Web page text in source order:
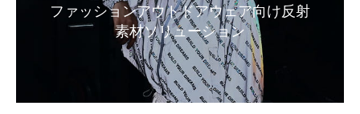
ファッションアウトドアウェア向け反射
素材ソリューション